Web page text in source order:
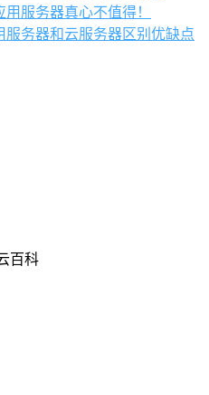
服务器真心不值得！
务器和云服务器区别优缺点
百科